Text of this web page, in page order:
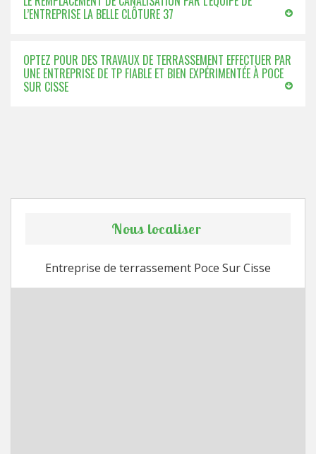
L’ENTREPRISE LA BELLE CLÔTURE 37
OPTEZ POUR DES TRAVAUX DE TERRASSEMENT EFFECTUER PAR
UNE ENTREPRISE DE TP FIABLE ET BIEN EXPÉRIMENTÉE À POCE
SUR CISSE
Nous localiser
Entreprise de terrassement Poce Sur Cisse